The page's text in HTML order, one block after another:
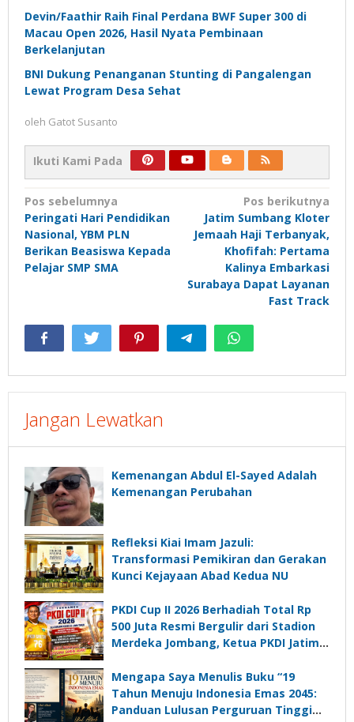
Devin/Faathir Raih Final Perdana BWF Super 300 di
Macau Open 2026, Hasil Nyata Pembinaan
Berkelanjutan
BNI Dukung Penanganan Stunting di Pangalengan
Lewat Program Desa Sehat
oleh Gatot Susanto
Ikuti Kami Pada
Navigasi
pos
Pos sebelumnya
Peringati Hari Pendidikan
Nasional, YBM PLN
Berikan Beasiswa Kepada
Pelajar SMP SMA
Pos berikutnya
Jatim Sumbang Kloter
Jemaah Haji Terbanyak,
Khofifah: Pertama
Kalinya Embarkasi
Surabaya Dapat Layanan
Fast Track
Jangan Lewatkan
Kemenangan Abdul El-Sayed Adalah
Kemenangan Perubahan
Refleksi Kiai Imam Jazuli:
Transformasi Pemikiran dan Gerakan
Kunci Kejayaan Abad Kedua NU
PKDI Cup II 2026 Berhadiah Total Rp
500 Juta Resmi Bergulir dari Stadion
Merdeka Jombang, Ketua PKDI Jatim:
Komunikasi Kades untuk Memajukan
Desa
Mengapa Saya Menulis Buku “19
Tahun Menuju Indonesia Emas 2045:
Panduan Lulusan Perguruan Tinggi